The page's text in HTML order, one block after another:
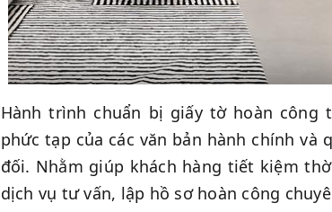
Hành trình chuẩn bị giấy tờ hoàn
phức tạp của các văn bản hành chính
đối. Nhằm giúp khách hàng tiết kiệm
dịch vụ tư vấn, lập hồ sơ hoàn công